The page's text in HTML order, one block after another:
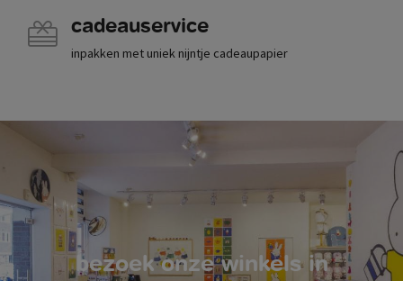
cadeauservice
inpakken met uniek nijntje cadeaupapier
bezoek onze winkels in